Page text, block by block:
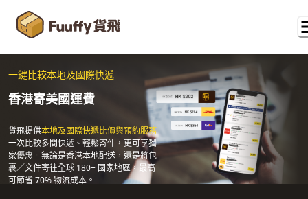
一鍵比較本地及國際快遞
香港寄美國運費
貨飛提供本地及國際快遞比價與預約服務
一次比較多間快遞、輕鬆寄件，更可享獨
家優惠。無論是香港本地配送，還是將包
裹／文件寄往全球 180+ 國家地區，最高
可節省 70% 物流成本。